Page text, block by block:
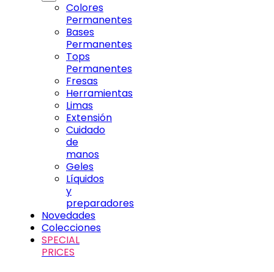
Colores
Permanentes
Bases
Permanentes
Tops
Permanentes
Fresas
Herramientas
Limas
Extensión
Cuidado
de
manos
Geles
Líquidos
y
preparadores
Novedades
Colecciones
SPECIAL
PRICES